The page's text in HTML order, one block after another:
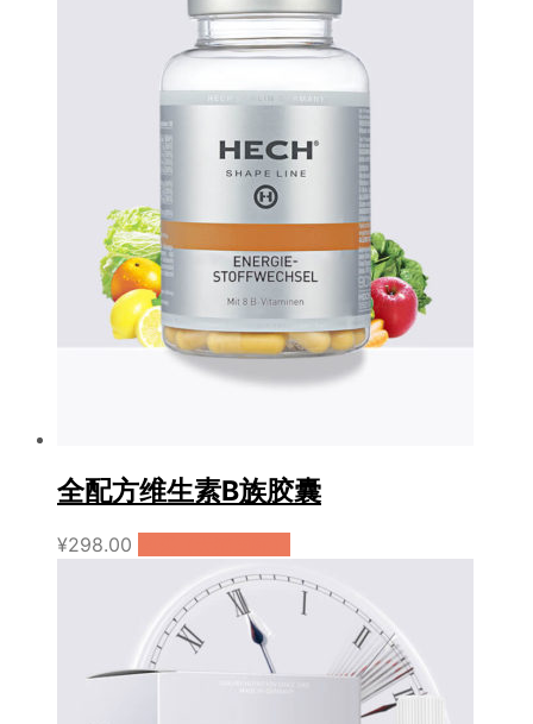
全配方维生素B族胶囊
¥298.00